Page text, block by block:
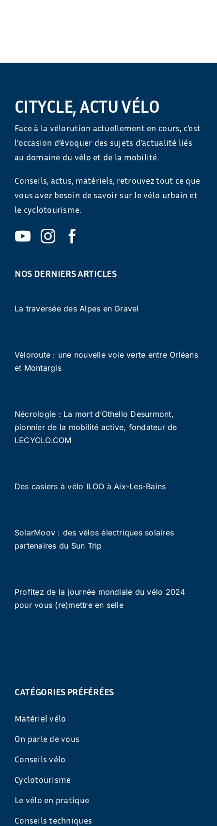
CITYCLE, ACTU VÉLO
Face à la vélorution actuellement en cours, c’est
l’occasion d’évoquer des sujets d’actualité liés
au domaine du vélo et de la mobilité.
Conseils, actus, matériels, retrouvez tout ce que
vous avez besoin de savoir sur le vélo urbain et
le cyclotourisme.
NOS DERNIERS ARTICLES
La traversée des Alpes en Gravel
Véloroute : une nouvelle voie verte entre Orléans
et Montargis
Nécrologie : La mort d’Othello Desurmont,
pionnier de la mobilité active, fondateur de
LECYCLO.COM
Des casiers à vélo ILOO à Aix-Les-Bains
SolarMoov : des vélos électriques solaires
partenaires du Sun Trip
Profitez de la journée mondiale du vélo 2024
pour vous (re)mettre en selle
CATÉGORIES PRÉFÉRÉES
Matériel vélo
On parle de vous
Conseils vélo
Cyclotourisme
Le vélo en pratique
Conseils techniques